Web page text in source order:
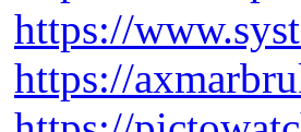
https://
https://